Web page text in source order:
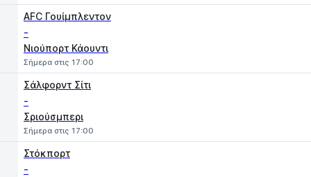
AFC Γουίμπλεντον
-
Νιούπορτ Κάουντι
Σήμερα στις 17:00
Σάλφορντ Σίτι
-
Σριούσμπερι
Σήμερα στις 17:00
Στόκπορτ
-